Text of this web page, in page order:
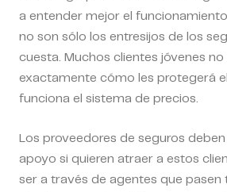
a entender mejor el
no son sólo los entresijos de los
cuesta. Muchos clientes jóvenes no
exactamente cómo les protegerá
funciona el sistema de precios.
Los proveedores de seguros
apoyo si quieren atraer a estos
ser a través de agentes que pasen